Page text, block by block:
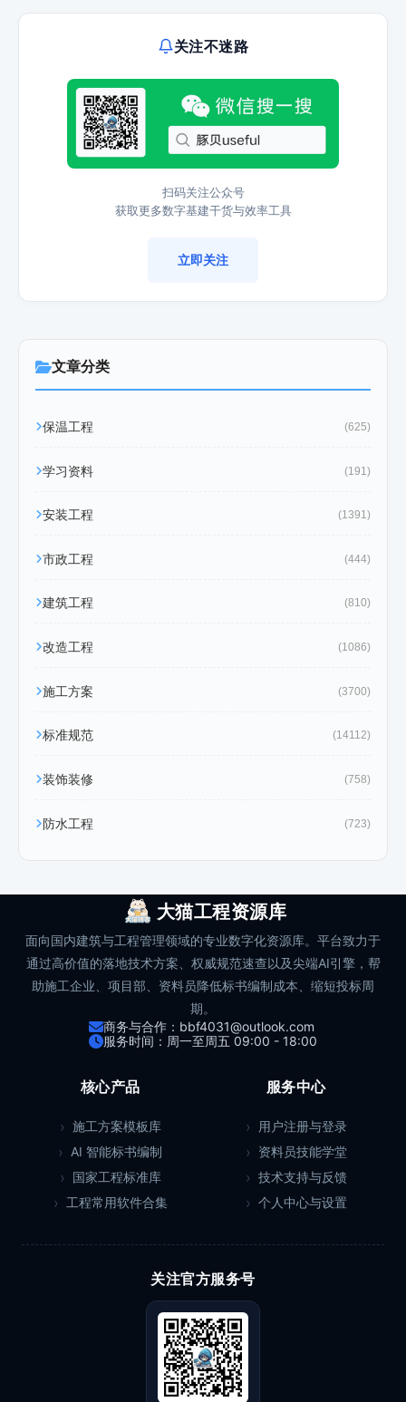
关注不迷路
扫码关注公众号
获取更多数字基建干货与效率工具
立即关注
文章分类
保温工程 (625)
学习资料 (191)
安装工程 (1391)
市政工程 (444)
建筑工程 (810)
改造工程 (1086)
施工方案 (3700)
标准规范 (14112)
装饰装修 (758)
防水工程 (723)
大猫工程资源库
面向国内建筑与工程管理领域的专业数字化资源库。平台致力于
通过高价值的落地技术方案、权威规范速查以及尖端AI引擎，帮
助施工企业、项目部、资料员降低标书编制成本、缩短投标周
期。
商务与合作：bbf4031@outlook.com
服务时间：周一至周五 09:00 - 18:00
核心产品
施工方案模板库
AI 智能标书编制
国家工程标准库
工程常用软件合集
服务中心
用户注册与登录
资料员技能学堂
技术支持与反馈
个人中心与设置
关注官方服务号